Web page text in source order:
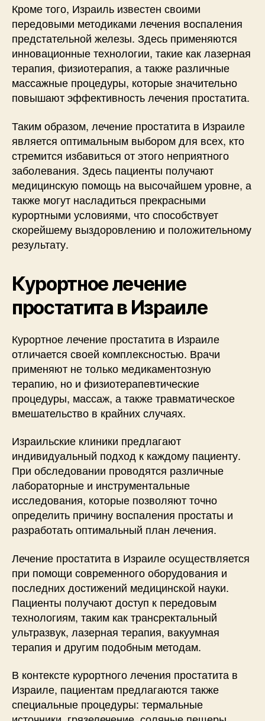
Кроме того, Израиль известен своими
передовыми методиками лечения воспаления
предстательной железы. Здесь применяются
инновационные технологии, такие как лазерная
терапия, физиотерапия, а также различные
массажные процедуры, которые значительно
повышают эффективность лечения простатита.
Таким образом, лечение простатита в Израиле
является оптимальным выбором для всех, кто
стремится избавиться от этого неприятного
заболевания. Здесь пациенты получают
медицинскую помощь на высочайшем уровне, а
также могут насладиться прекрасными
курортными условиями, что способствует
скорейшему выздоровлению и положительному
результату.
Курортное лечение
простатита в Израиле
Курортное лечение простатита в Израиле
отличается своей комплексностью. Врачи
применяют не только медикаментозную
терапию, но и физиотерапевтические
процедуры, массаж, а также травматическое
вмешательство в крайних случаях.
Израильские клиники предлагают
индивидуальный подход к каждому пациенту.
При обследовании проводятся различные
лабораторные и инструментальные
исследования, которые позволяют точно
определить причину воспаления простаты и
разработать оптимальный план лечения.
Лечение простатита в Израиле осуществляется
при помощи современного оборудования и
последних достижений медицинской науки.
Пациенты получают доступ к передовым
технологиям, таким как трансректальный
ультразвук, лазерная терапия, вакуумная
терапия и другим подобным методам.
В контексте курортного лечения простатита в
Израиле, пациентам предлагаются также
специальные процедуры: термальные